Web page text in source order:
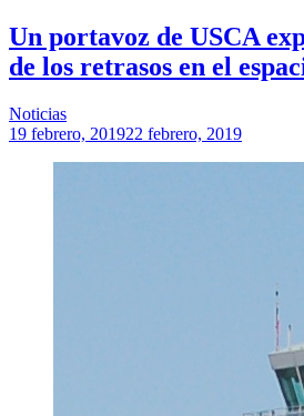
Un portavoz de USCA
de los retrasos en el
Noticias
19 febrero, 201922 febrero, 2019